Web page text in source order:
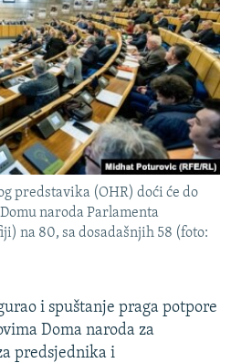
predstavika (OHR) doći će do
naroda Parlamenta
na 80, sa dosadašnjih 58 (foto:
i spuštanje praga potpore
Doma naroda za
predsjednika i